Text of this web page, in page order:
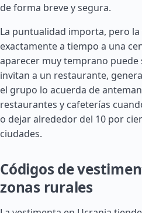
de forma breve y segura.
La puntualidad importa, pero
exactamente a tiempo a una
aparecer muy temprano
invitan a un restaurante,
el grupo lo acuerda de
restaurantes y cafeterías
o dejar alrededor del 10 por
ciudades.
Códigos de
zonas rurales